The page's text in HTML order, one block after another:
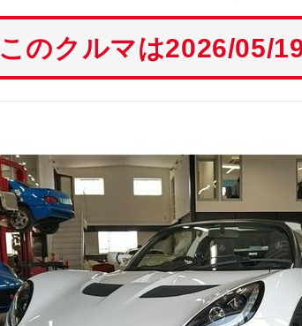
このクルマは2026/05/